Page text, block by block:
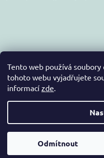
Tento web používá
tohoto webu vyjadřujete
informací zde.
Odmítnout
Copyright 2026